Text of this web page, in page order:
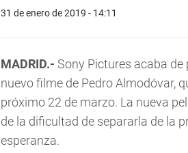
31 de enero de 2019 - 14:11
MADRID.- Sony Pictures acaba de
nuevo filme de Pedro Almodóvar,
próximo 22 de marzo. La nueva
de la dificultad de separarla de la
esperanza.